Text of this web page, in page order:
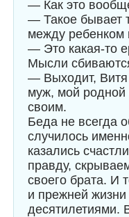
— Как это
— Такое бывает
между ребенком
— Это какая-то
Мысли
— Выходит,
муж, мой родной
своим.
Беда не всегда
случилось
казались
правду,
своего брата. И
и прежней
десятилетиями.